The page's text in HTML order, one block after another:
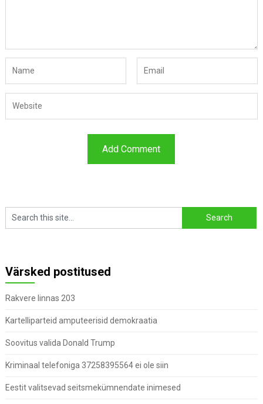
Värsked postitused
Rakvere linnas 203
Kartelliparteid amputeerisid demokraatia
Soovitus valida Donald Trump
Kriminaal telefoniga 37258395564 ei ole siin
Eestit valitsevad seitsmekümnendate inimesed